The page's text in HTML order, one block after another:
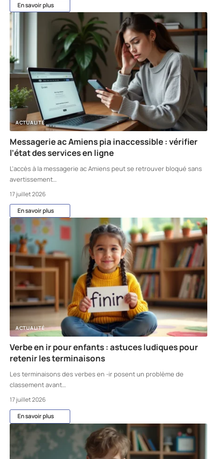
En savoir plus
ACTUALITÉ
Messagerie ac Amiens pia inaccessible : vérifier
l’état des services en ligne
L'accès à la messagerie ac Amiens peut se retrouver bloqué sans
avertissement…
17 juillet 2026
En savoir plus
ACTUALITÉ
Verbe en ir pour enfants : astuces ludiques pour
retenir les terminaisons
Les terminaisons des verbes en -ir posent un problème de
classement avant…
17 juillet 2026
En savoir plus